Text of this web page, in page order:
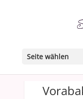
Seite wählen